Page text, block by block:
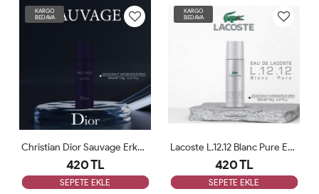
KARGO
BEDAVA
Christian Dior Sauvage Erkek Deodorant 200ml
420 TL
SEPETE EKLE
KARGO
BEDAVA
Lacoste L.12.12 Blanc Pure Erkek Deodorant 200ml
420 TL
SEPETE EKLE